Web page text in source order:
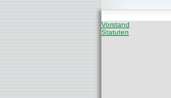
Vorstand
Statuten